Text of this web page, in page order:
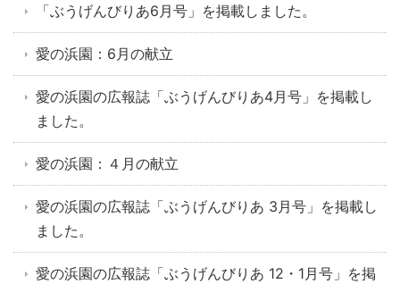
「ぶうげんびりあ6月号」を掲載しました。
愛の浜園：6月の献立
愛の浜園の広報誌「ぶうげんびりあ4月号」を掲載し
ました。
愛の浜園：４月の献立
愛の浜園の広報誌「ぶうげんびりあ 3月号」を掲載し
ました。
愛の浜園の広報誌「ぶうげんびりあ 12・1月号」を掲